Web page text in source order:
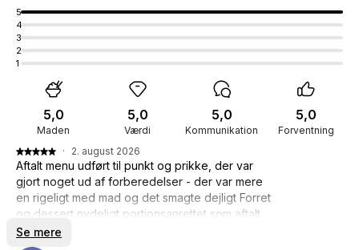
5
4
3
2
1
Maden
5,0
Værdi
5,0
Kommunikation
5,0
Forventning
5,0
· 2. august 2026
Aftalt menu udført til punkt og prikke, der var
gjort noget ud af forberedelser - der var mere
en rigeligt med mad og det smagte dejligt Forret
og dessert nydeligt portionsanrettet som aftalt.
Var glad for hjælpen til afrydning / sætte i
opvaskemaskine, og køkken/gryder/pander mv
Se mere